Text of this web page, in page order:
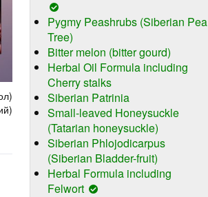
Pygmy Peashrubs (Siberian Pea
Tree)
Bitter melon (bitter gourd)
Herbal Oil Formula including
Cherry stalks
Siberian Patrinia
Small-leaved Honeysuckle
(Tatarian honeysuckle)
Siberian Phlojodicarpus
(Siberian Bladder-fruit)
Herbal Formula including
Felwort